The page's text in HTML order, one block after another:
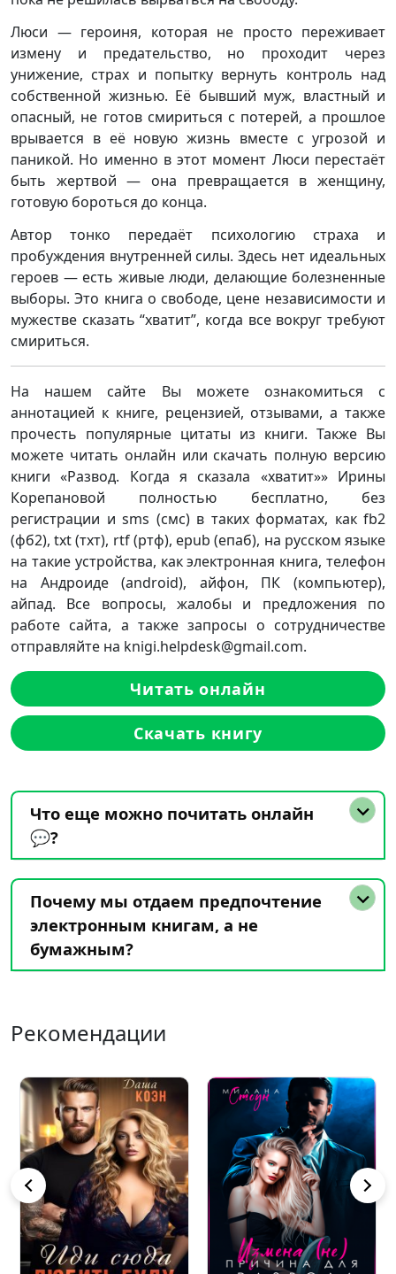
Люси — героиня, которая не просто переживает
измену и предательство, но проходит через
унижение, страх и попытку вернуть контроль над
собственной жизнью. Её бывший муж, властный и
опасный, не готов смириться с потерей, а прошлое
врывается в её новую жизнь вместе с угрозой и
паникой. Но именно в этот момент Люси перестаёт
быть жертвой — она превращается в женщину,
готовую бороться до конца.
Автор тонко передаёт психологию страха и
пробуждения внутренней силы. Здесь нет идеальных
героев — есть живые люди, делающие болезненные
выборы. Это книга о свободе, цене независимости и
мужестве сказать “хватит”, когда все вокруг требуют
смириться.
На нашем сайте Вы можете ознакомиться с
аннотацией к книге, рецензией, отзывами, а также
прочесть популярные цитаты из книги. Также Вы
можете читать онлайн или скачать полную версию
книги «Развод. Когда я сказала «хватит»» Ирины
Корепановой полностью бесплатно, без
регистрации и sms (смс) в таких форматах, как fb2
(фб2), txt (тхт), rtf (ртф), epub (епаб), на русском языке
на такие устройства, как электронная книга, телефон
на Андроиде (android), айфон, ПК (компьютер),
айпад. Все вопросы, жалобы и предложения по
работе сайта, а также запросы о сотрудничестве
отправляйте на knigi.helpdesk@gmail.com.
Читать онлайн
Скачать книгу
Что еще можно почитать онлайн
💬?
Почему мы отдаем предпочтение
электронным книгам, а не
бумажным?
Рекомендации